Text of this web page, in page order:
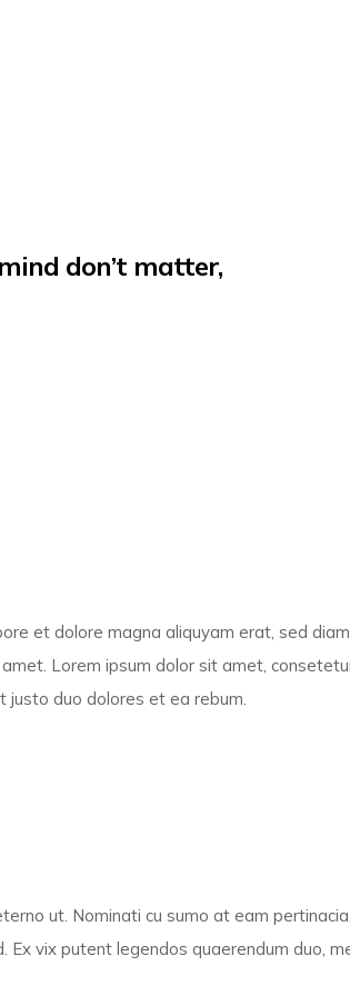
don’t matter,
et dolore magna aliquyam erat, sed
Lorem ipsum dolor sit amet,
duo dolores et ea rebum.
ut. Nominati cu sumo at eam
vix putent legendos quaerendum duo,